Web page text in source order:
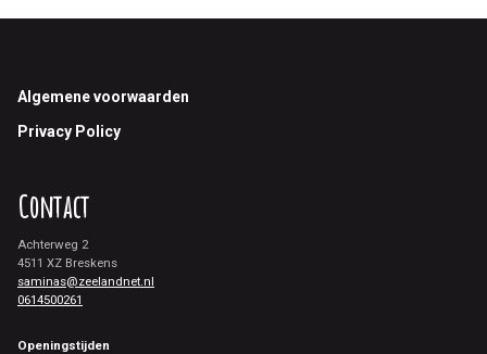
Footer
Algemene voorwaarden
Privacy Policy
Contact
Achterweg 2
4511 XZ Breskens
saminas@zeelandnet.nl
0614500261
Openingstijden